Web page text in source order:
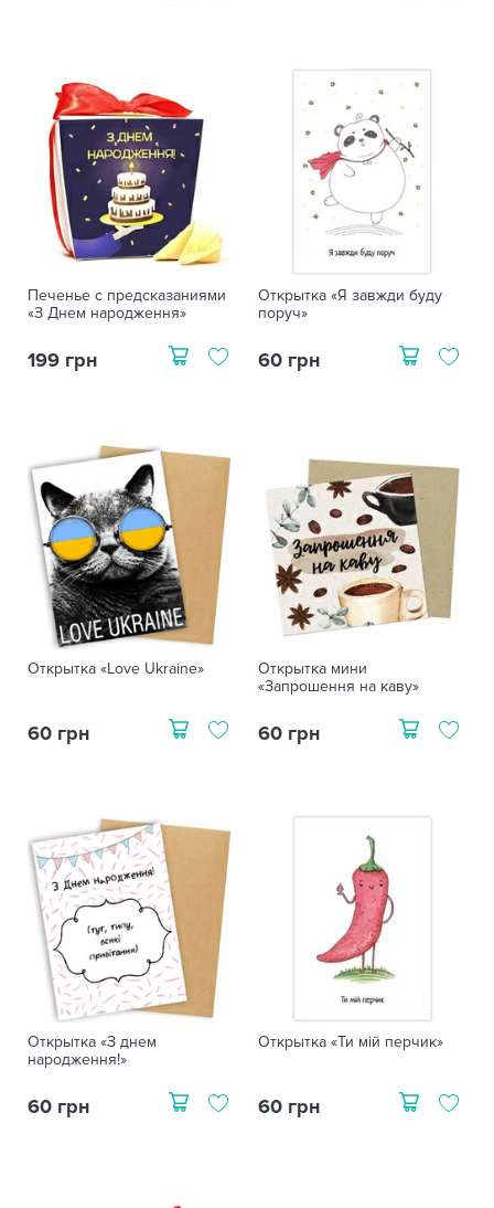
Печенье с предсказаниями
«З Днем народження»
199 грн
Открытка «Я завжди буду
поруч»
60 грн
Открытка «Love Ukraine»
60 грн
Открытка мини
«Запрошення на каву»
60 грн
Открытка «З днем
народження!»
60 грн
Открытка «Ти мій перчик»
60 грн